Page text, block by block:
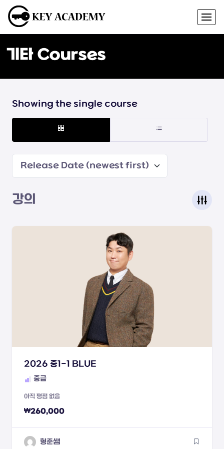
기타 Courses
Showing the single course
Release Date (newest first)
강의
2026 중1-1 BLUE
중급
아직 평점 없음
₩260,000
형준쌤